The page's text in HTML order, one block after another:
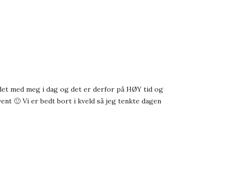
med meg i dag og det er derfor på HØY tid og
🙂 Vi er bedt bort i kveld så jeg tenkte dagen